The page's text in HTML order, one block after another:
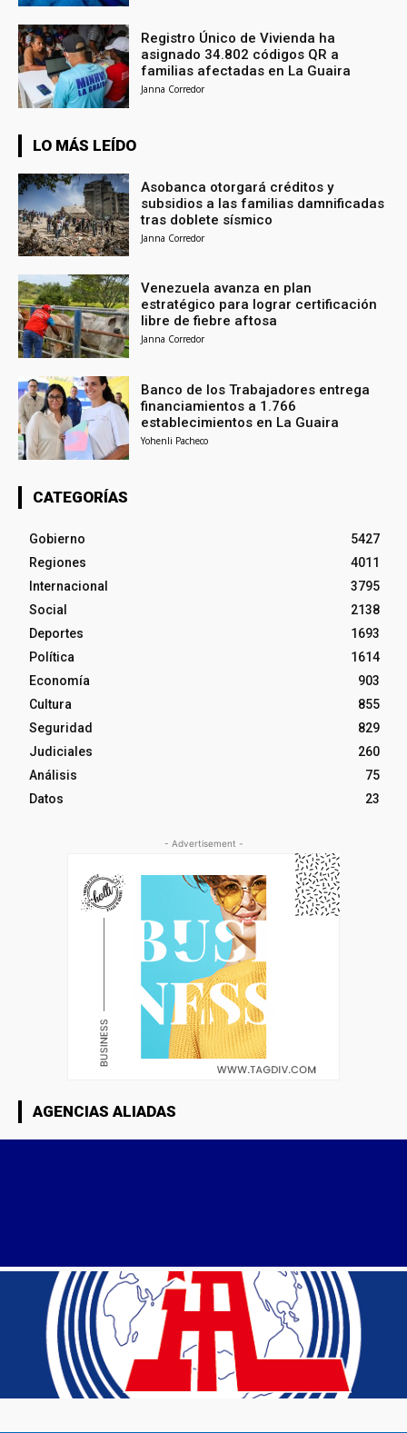
Registro Único de Vivienda ha
asignado 34.802 códigos QR a
familias afectadas en La Guaira
Janna Corredor
LO MÁS LEÍDO
Asobanca otorgará créditos y
subsidios a las familias damnificadas
tras doblete sísmico
Janna Corredor
Venezuela avanza en plan
estratégico para lograr certificación
libre de fiebre aftosa
Janna Corredor
Banco de los Trabajadores entrega
financiamientos a 1.766
establecimientos en La Guaira
Yohenli Pacheco
CATEGORÍAS
Gobierno
5427
Regiones
4011
Internacional
3795
Social
2138
Deportes
1693
Política
1614
Economía
903
Cultura
855
Seguridad
829
Judiciales
260
Análisis
75
Datos
23
- Advertisement -
AGENCIAS ALIADAS